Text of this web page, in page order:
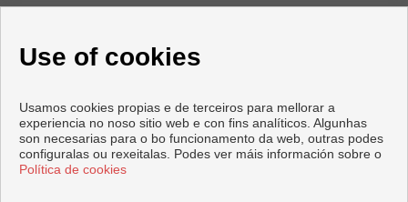
Avenida Mediterráneo, 76
+44 125623566
+34 952020414
test@inmoenter.com
test1@inmoenter.com
Use of cookies
Usamos cookies propias e de terceiros para mellorar a
experiencia no noso sitio web e con fins analíticos. Algunhas
son necesarias para o bo funcionamento da web, outras podes
configuralas ou rexeitalas. Podes ver máis información sobre o
Política de cookies